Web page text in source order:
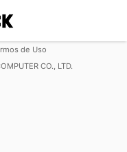
de Uso
CO., LTD.